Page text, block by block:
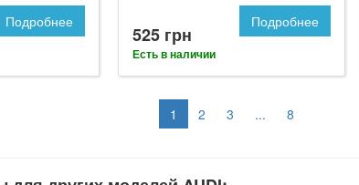
Подробнее
525 грн
Есть в наличии
Подробнее
1 2 3 ... 8